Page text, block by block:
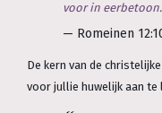
voor in eerbetoon.
— Romeinen
De kern van de
voor jullie huwelijk aan te